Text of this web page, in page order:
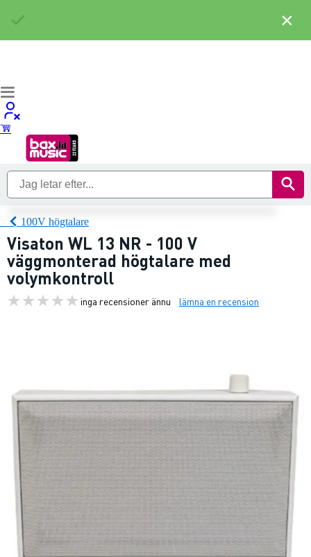
100V högtalare
Visaton WL 13 NR - 100 V
väggmonterad högtalare med
volymkontroll
inga recensioner ännu lämna en recension
×